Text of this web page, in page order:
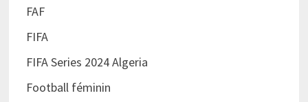
FAF
FIFA
FIFA Series 2024 Algeria
Football féminin